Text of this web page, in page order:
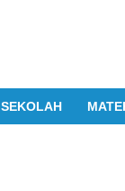
SEKOLAH